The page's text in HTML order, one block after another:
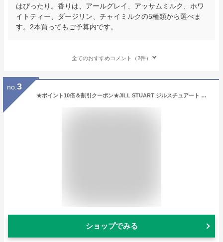
はぴったり。香りは、アールグレイ、アッサムミルク、ホワ
イトティー、ダージリン、チャイミルクの5種類から選べま
す。2本買ってもご予算内です。
全てのおすすめコメント（2件）
no. 3
★ポイント10倍＆割引クーポン★JILL STUART ジルスチュアート ハンドクリーム ホワイトフローラル 74g【定形外郵便送料無料】 ギフト 誕生日 プレゼント
ショップでみる